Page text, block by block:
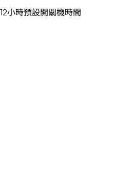
小時預設開關機時間